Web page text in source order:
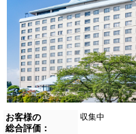
お客様の
総合評価：
収集中